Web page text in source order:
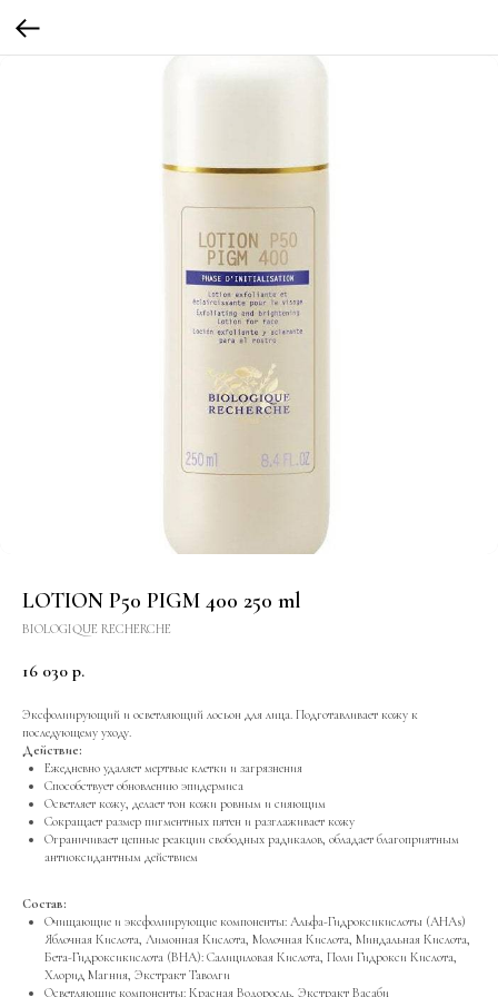
LOTION P50 PIGM 400 250 ml
BIOLOGIQUE RECHERCHE
16 030 р.
Эксфолиирующий и осветляющий лосьон для лица. Подготавливает кожу к
последующему уходу.
Действие:
Ежедневно удаляет мертвые клетки и загрязнения
Способствует обновлению эпидермиса
Осветляет кожу, делает тон кожи ровным и сияющим
Сокращает размер пигментных пятен и разглаживает кожу
Ограничивает цепные реакции свободных радикалов, обладает благоприятным
антиоксидантным действием
Состав:
Очищающие и эксфолиирующие компоненты: Альфа-Гидроксикислоты (AHAs)
Яблочная Кислота, Лимонная Кислота, Молочная Кислота, Миндальная Кислота,
Бета-Гидроксикислота (BHA): Салициловая Кислота, Поли Гидрокси Кислота,
Хлорид Магния, Экстракт Таволги
Осветляющие компоненты: Красная Водоросль, Экстракт Васаби